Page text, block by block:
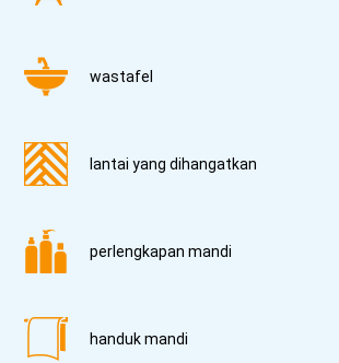
wastafel
lantai yang dihangatkan
perlengkapan mandi
handuk mandi